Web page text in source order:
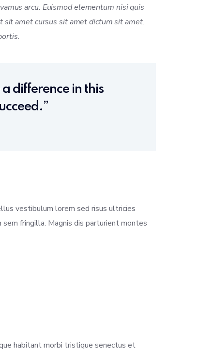
arcu. Euismod elementum nisi quis
sit amet cursus sit amet dictum sit amet.
difference in this
vestibulum lorem sed risus ultricies
sem fringilla. Magnis dis parturient montes
habitant morbi tristique senectus et